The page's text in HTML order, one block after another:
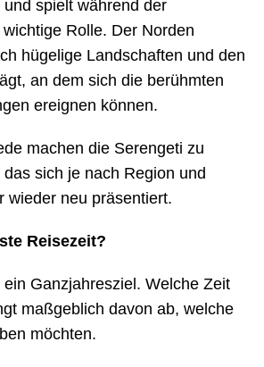
spielt während der
Rolle. Der Norden
hügelige Landschaften und den
an dem sich die berühmten
ereignen können.
machen die Serengeti zu
sich je nach Region und
wieder neu präsentiert.
Reisezeit?
Ganzjahresziel. Welche Zeit
maßgeblich davon ab, welche
möchten.